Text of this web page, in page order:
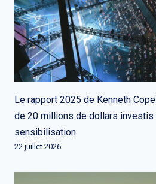
Le rapport 2025 de Kenneth
de 20 millions de dollars
sensibilisation
22 juillet 2026